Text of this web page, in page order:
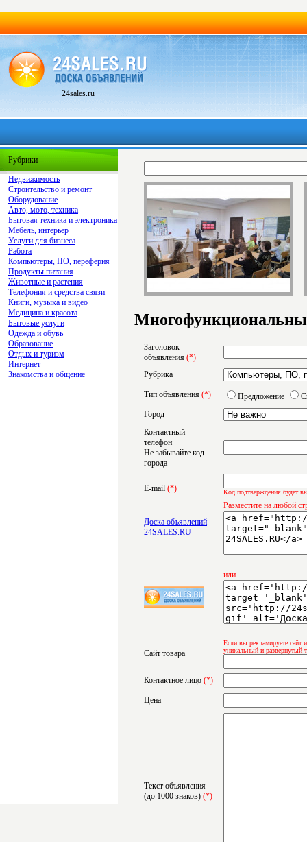
24sales.ru
Рубрики
Недвижимость
Строительство и ремонт
Оборудование
Авто, мото, техника
Бытовая техника и электроника
Мебель, интерьер
Услуги для бизнеса
Работа
Компьютеры, ПО, переферия
Продукты питания
Животные и растения
Телефония и средства связи
Книги, музыка и видео
Медицина и красота
Бытовые услуги
Одежда и обувь
Образование
Отдых и туризм
Интернет
Знакомства и общение
Заголовок
объявления (*)
Рубрика
Тип объявления (*) Предложение
Город
Контактный
телефон
Не забывайте код
города
E-mail (*) Код подтверждения будет
Доска объявлений
24SALES.RU
Разместите на любой
или
Сайт товара
Если вы рекламируете сайт
уникальный и развернутый
Контактное лицо (*)
Цена
Текст объявления
(до 1000 знаков) (*)